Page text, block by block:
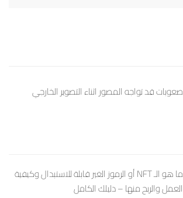
صعوبات قد تواجه المصور اثناء التصوير الخارجي
ما هو الـ NFT أو الرموز الغير قابلة للاستبدال وكيفية
العمل والربح منها – دليلك الكامل